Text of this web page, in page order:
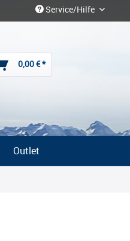
Service/Hilfe
0,00 € *
Outlet